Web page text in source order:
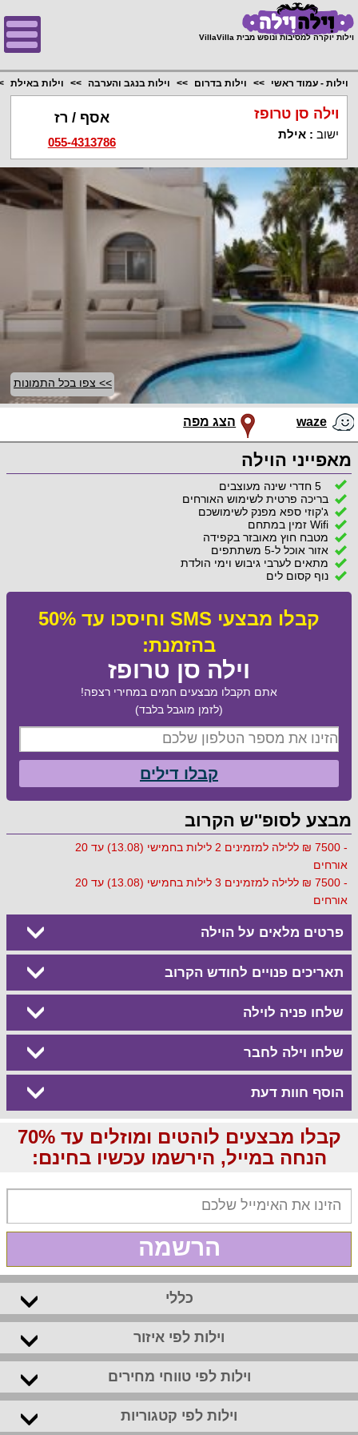
וילות יוקרה למסיבות ונופש מבית VillaVilla
וילות - עמוד ראשי וילות בדרום וילות בנגב והערבה וילות באילת
וילה סן טרופז
ישוב :אילת
אסף / רז
055-4313786
>> צפו בכל התמונות
waze הצג מפה
מאפייני הוילה
5 חדרי שינה מעוצבים
בריכה פרטית לשימוש האורחים
ג'קוזי ספא מפנק לשימושכם
Wifi זמין במתחם
מטבח חוץ מאובזר בקפידה
אזור אוכל ל-5 משתתפים
מתאים לערבי גיבוש וימי הולדת
נוף קסום לים
קבלו מבצעי SMS וחיסכו עד 50%
בהזמנת:
וילה סן טרופז
אתם תקבלו מבצעים חמים במחירי רצפה!
(לזמן מוגבל בלבד)
קבלו דילים
מבצע לסופ''ש הקרוב
- 7500 ₪ ללילה למזמינים 2 לילות בחמישי (13.08) עד 20
אורחים
- 7500 ₪ ללילה למזמינים 3 לילות בחמישי (13.08) עד 20
אורחים
פרטים מלאים על הוילה
תאריכים פנויים לחודש הקרוב
שלחו פניה לוילה
שלחו וילה לחבר
הוסף חוות דעת
קבלו מבצעים לוהטים ומוזלים עד 70%
הנחה במייל, הירשמו עכשיו בחינם:
הרשמה
כללי
וילות לפי איזור
וילות לפי טווחי מחירים
וילות לפי קטגוריות